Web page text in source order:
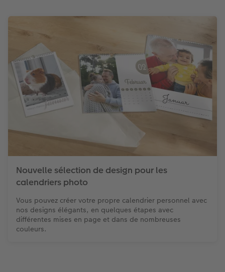
Nouvelle sélection de design pour les
calendriers photo
Vous pouvez créer votre propre calendrier personnel avec
nos designs élégants, en quelques étapes avec
différentes mises en page et dans de nombreuses
couleurs.